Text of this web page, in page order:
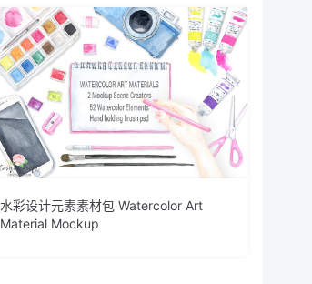
水彩设计元素素材包 Watercolor Art
Material Mockup